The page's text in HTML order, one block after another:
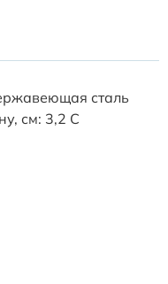
сталь
см: 3,2 С